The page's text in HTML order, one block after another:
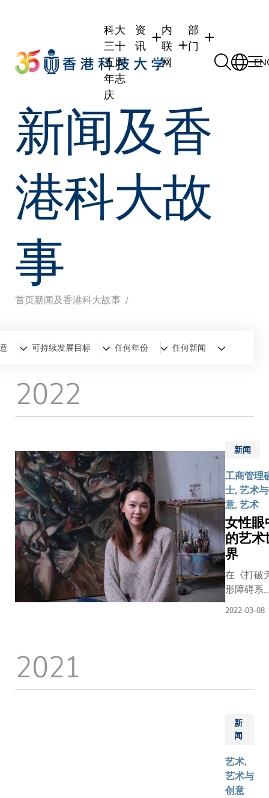
科大
三十
五周
年志
庆
资
讯
学生
职员
校友
公众
内
联
网
学生内联网
职员行政内联网
校友内联网
部
门
学术部门
学术课程
行政部门
式
新闻及香
港科大故
事
面
包
屑
首页新闻及香港科大故事
全部新闻香港科大故事
可持续发展目标 任何年份 任何新闻
2022
新闻
工商管理
士, 艺术
意, 艺术
女性眼
的艺术
界
在《打破
形障碍系
管理硕士
分享她的
术家发展
何以女性
分在本地
术界一展
2022-03-08
2021
新
闻
艺术,
艺术与
创意